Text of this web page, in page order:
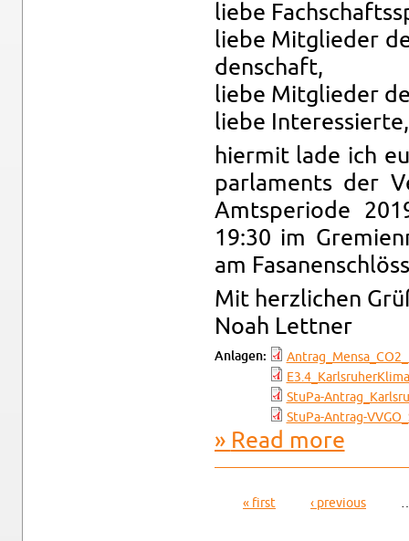
liebe
liebe Mit­glieder
den­schaft,
liebe Mit­glieder
liebe In­ter­essierte,
hi­er­mit lade ich
par­la­ments der
Amtspe­ri­ode
19:30 im
am
Mit her­zlichen
Noah Let­tner
An­la­gen:
StuPa-
StuPa-Antrag-
Read more
« first ‹ pre­vi­ous